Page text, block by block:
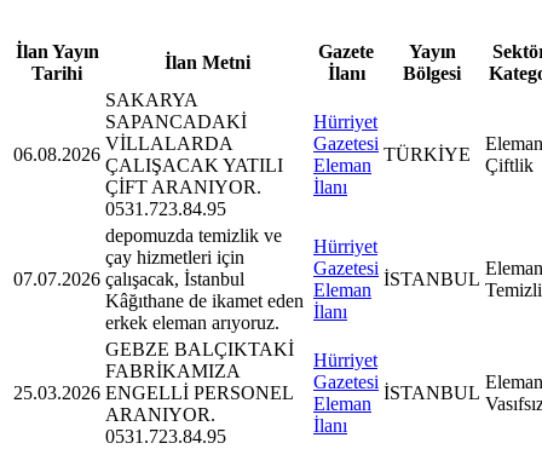
İlan Yayın
Tarihi
İlan Metni
Gazete
İlanı
Yayın
Bölgesi
06.08.2026
SAKARYA
SAPANCADAKİ
VİLLALARDA
ÇALIŞACAK YATILI
ÇİFT ARANIYOR.
0531.723.84.95
Hürriyet
Gazetesi
Eleman
İlanı
TÜRKİYE
Çiftlik
07.07.2026
depomuzda temizlik ve
çay hizmetleri için
çalışacak, İstanbul
Kâğıthane de ikamet eden
erkek eleman arıyoruz.
Hürriyet
Gazetesi
Eleman
İlanı
İSTANBUL
25.03.2026
GEBZE BALÇIKTAKİ
FABRİKAMIZA
ENGELLİ PERSONEL
ARANIYOR.
0531.723.84.95
Hürriyet
Gazetesi
Eleman
İlanı
İSTANBUL